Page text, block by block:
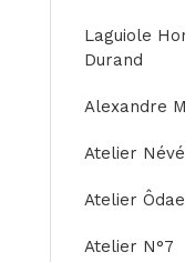
Laguiole
Durand
Alexandre
Atelier Névé
Atelier Ôdae
Atelier N°7